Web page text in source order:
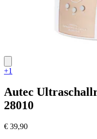
+1
Autec
28010
€ 39,90